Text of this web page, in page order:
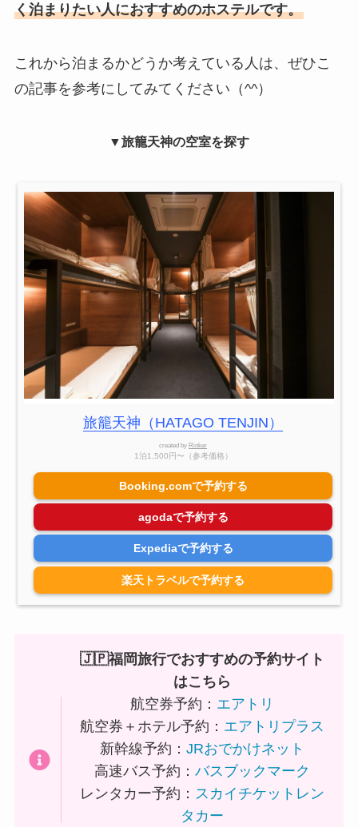
く泊まりたい人におすすめのホステルです。
これから泊まるかどうか考えている人は、ぜひこ
の記事を参考にしてみてください（^^）
▼旅籠天神の空室を探す
旅籠天神（HATAGO TENJIN）
created by Rinker
1泊1,500円〜（参考価格）
Booking.comで予約する
agodaで予約する
Expediaで予約する
楽天トラベルで予約する
🇯🇵福岡旅行でおすすめの予約サイト
はこちら
航空券予約： エアトリ
航空券＋ホテル予約： エアトリプラス
新幹線予約：JRおでかけネット
高速バス予約：バスブックマーク
レンタカー予約： スカイチケットレン
タカー